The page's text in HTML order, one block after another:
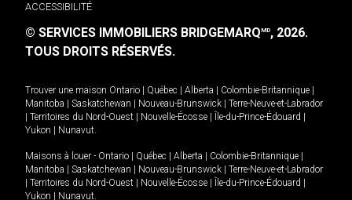
ACCESSIBILITÉ
© SERVICES IMMOBILIERS BRIDGEMARQMD, 2026.
TOUS DROITS RÉSERVÉS.
Trouver une maison Ontario Québec Alberta Colombie-Britannique
Manitoba
Saskatchewan Nouveau-Brunswick
Terre-Neuve-et-Labrador
Territoires du Nord-Ouest Nouvelle-Écosse Île-du-Prince-Édouard
Yukon
Nunavut.
Maisons à louer - Ontario Québec Alberta Colombie-Britannique
Manitoba
Saskatchewan Nouveau-Brunswick
Terre-Neuve-et-Labrador
Territoires du Nord-Ouest Nouvelle-Écosse Île-du-Prince-Édouard
Yukon
Nunavut.